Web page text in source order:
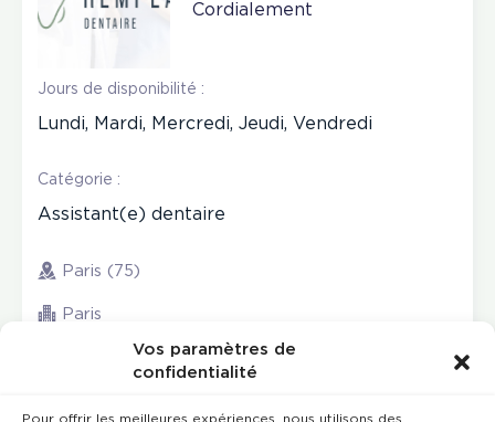
Vos paramètres de
confidentialité
Pour offrir les meilleures expériences, nous utilisons des
Cordialement
Jours de disponibilité :
Lundi, Mardi, Mercredi, Jeudi, Vendredi
Catégorie :
Assistant(e) dentaire
Paris (75)
Paris